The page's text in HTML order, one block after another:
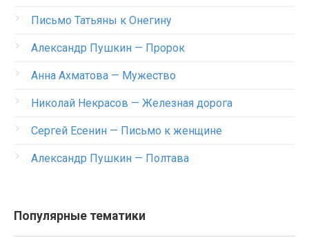
Письмо Татьяны к Онегину
Александр Пушкин — Пророк
Анна Ахматова — Мужество
Николай Некрасов — Железная дорога
Сергей Есенин — Письмо к женщине
Александр Пушкин — Полтава
Популярные тематики